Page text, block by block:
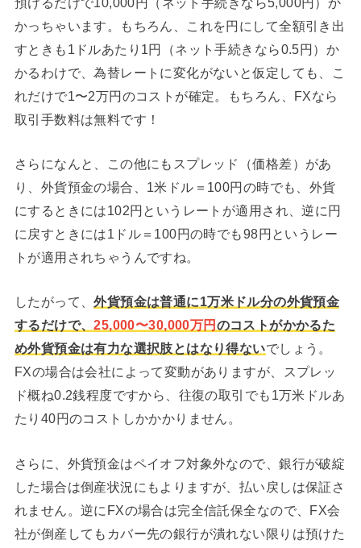
かっちゃいます。もちろん、これを円にして全額引き出
すときも1ドルあたり1円（ネット手続きなら0.5円）か
かるわけで、為替レートに変化がないと仮定しても、こ
れだけで1〜2万円のコストが確定。もちろん、FXなら
取引手数料は無料です！
さらになんと、この他にもスプレッド（価格差）があ
り、外貨預金の場合、1米ドル＝100円の時でも、外貨
にするときには102円というレートが適用され、逆に円
に戻すときには1ドル＝100円の時でも98円というレー
トが適用されちゃうんですね。
したがって、外貨預金は普通に1万米ドル分の外貨預金
するだけで、25,000〜30,000万円 のコストがかかるた
め外貨預金は有力な選択肢とはなり得ないでしょう。
FXの場合は会社によって変動がありますが、スプレッ
ド概ね0.2銭程度ですから、往復の取引でも1万米ドルあ
たり40円のコストしかかかりません。
さらに、外貨預金はペイオフ対象外なので、銀行が破綻
した場合は倒産状況にもよりますが、払い戻しは保証さ
れません。逆にFXの場合は完全信託保全なので、FX会
社が倒産してもカバー先の銀行が潰れない限りは預けた